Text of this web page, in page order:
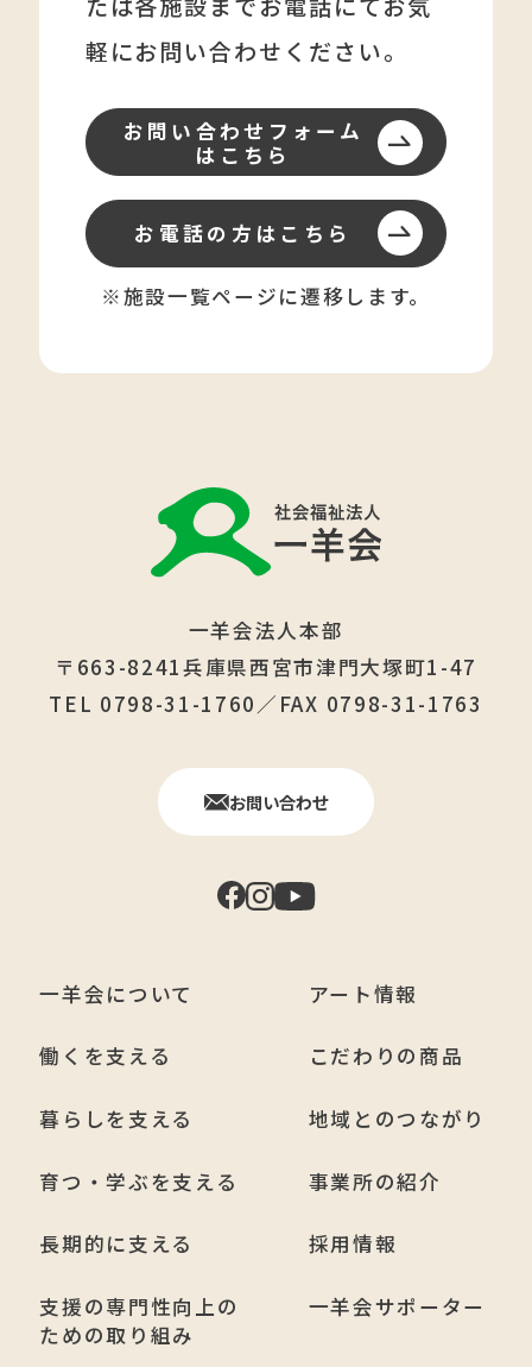
軽にお問い合わせください。
お問い合わせフォーム
はこちら
お電話の方はこちら
※施設一覧ページに遷移します。
一羊会法人本部
〒663-8241兵庫県西宮市津門大塚町1-47
TEL 0798-31-1760／FAX 0798-31-1763
お問い合わせ
一羊会について
働くを支える
暮らしを支える
育つ・学ぶを支える
長期的に支える
支援の専門性向上の
ための取り組み
アート情報
こだわりの商品
地域とのつながり
事業所の紹介
採用情報
一羊会サポーター